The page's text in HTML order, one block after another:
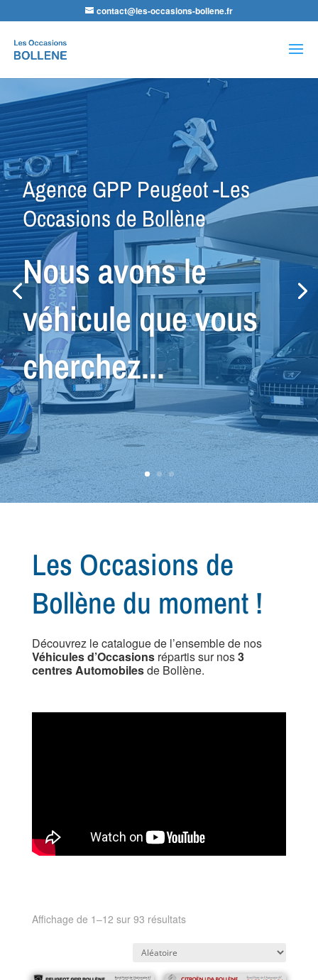
contact@les-occasions-bollene.fr
de
produits
Agence VSP Occasions -Les
Occasions de Bollène
Petit Budget ou
Spécial Utilitaire,
nous avons le
véhicule qu'il vous
faut !
Les Occasions de
Bollène du moment !
Découvrez le catalogue de l’ensemble de nos
Véhicules d’Occasionsrépartis sur nos3
centres Automobilesde Bollène.
Affichage de 1–12 sur 93 résultats